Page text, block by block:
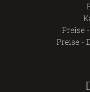
Preise
Preise -